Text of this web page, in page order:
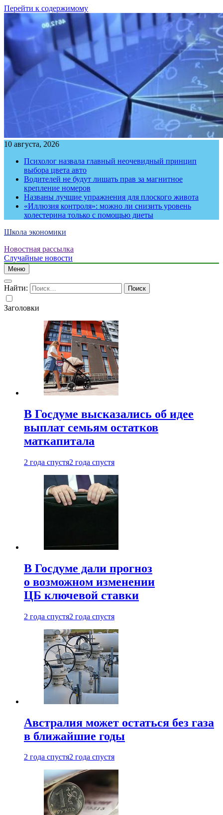
Перейти к содержимому
10 августа, 2026
Психолог назвала главный неочевидный принцип
выбора цвета авто
Водителей не будут лишать прав за магнитное
крепление номеров
Названы лучшие упражнения для плоского живота
«Иллюзия контроля»: можно ли снизить уровень
холестерина только с помощью диеты
Школа экономики
Новостная рассылка
Случайные новости
Меню
Найти:
Заголовки
В Госдуме высказались об идее
выплат семьям остатков
маткапитала
2 года спустя2 года спустя
В Госдуме дали прогноз
о возможном изменении
ЦБ ключевой ставки
2 года спустя2 года спустя
Австралия может остаться без газа
в ближайшие годы
2 года спустя2 года спустя